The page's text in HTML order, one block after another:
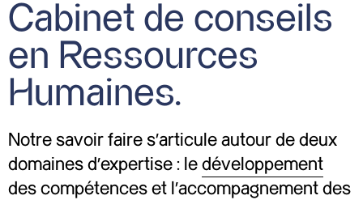
Cabinet de conseils
en Ressources
Humaines.
Notre savoir faire s’articule autour de deux
domaines d’expertise : le développement
des compétences et l’accompagnement des